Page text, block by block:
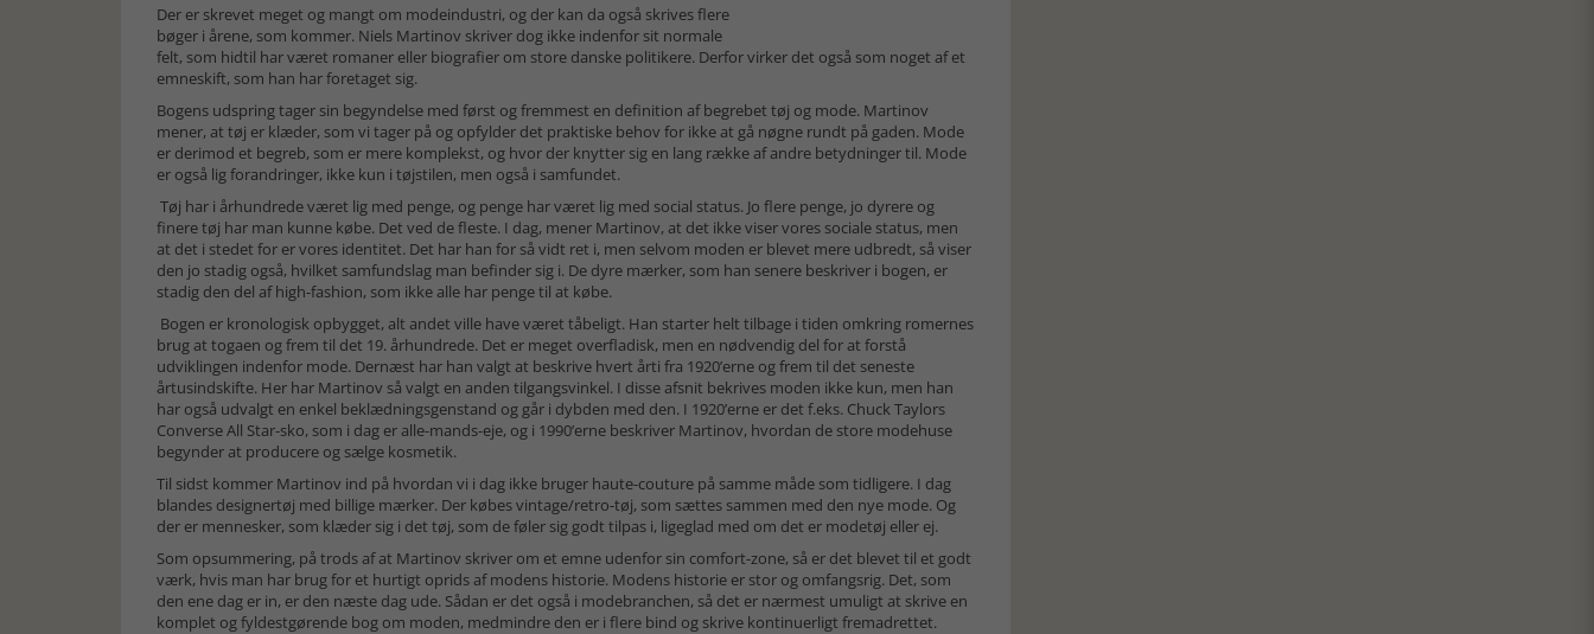
Der er skrevet meget og mangt om modeindustri, og der kan da også skrives flere
bøger i årene, som kommer. Niels Martinov skriver dog ikke indenfor sit normale
felt, som hidtil har været romaner eller biografier om store danske politikere. Derfor virker det også som noget af et
emneskift, som han har foretaget sig.
Bogens udspring tager sin begyndelse med først og fremmest en definition af begrebet tøj og mode. Martinov
mener, at tøj er klæder, som vi tager på og opfylder det praktiske behov for ikke at gå nøgne rundt på gaden. Mode
er derimod et begreb, som er mere komplekst, og hvor der knytter sig en lang række af andre betydninger til. Mode
er også lig forandringer, ikke kun i tøjstilen, men også i samfundet.
Tøj har i århundrede været lig med penge, og penge har været lig med social status. Jo flere penge, jo dyrere og
finere tøj har man kunne købe. Det ved de fleste. I dag, mener Martinov, at det ikke viser vores sociale status, men
at det i stedet for er vores identitet. Det har han for så vidt ret i, men selvom moden er blevet mere udbredt, så viser
den jo stadig også, hvilket samfundslag man befinder sig i. De dyre mærker, som han senere beskriver i bogen, er
stadig den del af high-fashion, som ikke alle har penge til at købe.
Bogen er kronologisk opbygget, alt andet ville have været tåbeligt. Han starter helt tilbage i tiden omkring romernes
brug at togaen og frem til det 19. århundrede. Det er meget overfladisk, men en nødvendig del for at forstå
udviklingen indenfor mode. Dernæst har han valgt at beskrive hvert årti fra 1920’erne og frem til det seneste
årtusindskifte. Her har Martinov så valgt en anden tilgangsvinkel. I disse afsnit bekrives moden ikke kun, men han
har også udvalgt en enkel beklædningsgenstand og går i dybden med den. I 1920’erne er det f.eks. Chuck Taylors
Converse All Star-sko, som i dag er alle-mands-eje, og i 1990’erne beskriver Martinov, hvordan de store modehuse
begynder at producere og sælge kosmetik.
Til sidst kommer Martinov ind på hvordan vi i dag ikke bruger haute-couture på samme måde som tidligere. I dag
blandes designertøj med billige mærker. Der købes vintage/retro-tøj, som sættes sammen med den nye mode. Og
der er mennesker, som klæder sig i det tøj, som de føler sig godt tilpas i, ligeglad med om det er modetøj eller ej.
Som opsummering, på trods af at Martinov skriver om et emne udenfor sin comfort-zone, så er det blevet til et godt
værk, hvis man har brug for et hurtigt oprids af modens historie. Modens historie er stor og omfangsrig. Det, som
den ene dag er in, er den næste dag ude. Sådan er det også i modebranchen, så det er nærmest umuligt at skrive en
komplet og fyldestgørende bog om moden, medmindre den er i flere bind og skrive kontinuerligt fremadrettet.